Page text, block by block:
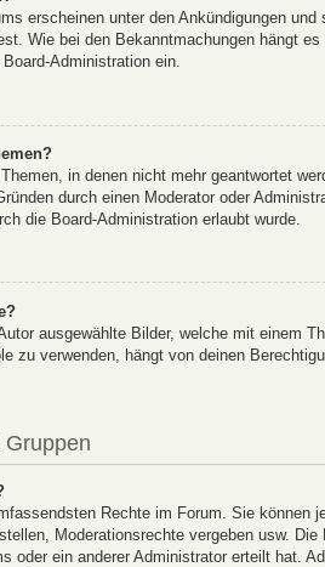
erscheinen unter den Ankündigungen
Wie bei den Bekanntmachungen hängt
Administration ein.
in denen nicht mehr geantwortet
durch einen Moderator oder
die Board-Administration erlaubt wurde.
ausgewählte Bilder, welche mit einem
zu verwenden, hängt von deinen
Rechte im Forum. Sie
Moderationsrechte vergeben usw.
oder ein anderer Administrator erteilt hat.